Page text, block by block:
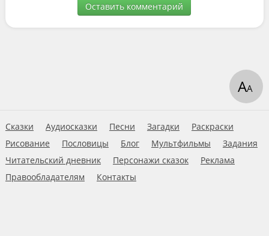
Оставить комментарий
Сказки Аудиосказки Песни Загадки
Раскраски
Рисование
Пословицы Блог Мультфильмы
Задания
Читательский дневник
Персонажи сказок
Реклама
Правообладателям
Контакты
АА